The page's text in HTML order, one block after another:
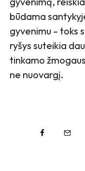
būdama
gyvenimu – toks
ryšys suteikia
tinkamo
ne nuovargį.